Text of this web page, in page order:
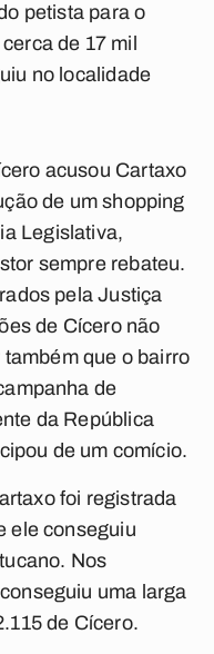
petista para o
de 17 mil
no localidade
acusou Cartaxo
de um shopping
Legislativa,
sempre rebateu.
pela Justiça
de Cícero não
que o bairro
de
da República
de um comício.
foi registrada
ele conseguiu
Nos
uma larga
de Cícero.